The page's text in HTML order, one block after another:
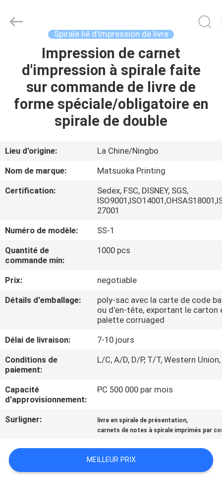
MAISON
PRODUITS
DE
NOUS
VISITE
CONTRÔLE
DE
QUALITÉ
DEMANDEZ
UNE
CITATION
PLAN
DU
SITE
printing
co.,LTD.
Spirale lié d'impression de livre
Impression de carnet
d'impression à spirale faite
sur commande de livre de
forme spéciale/obligatoire en
spirale de double
Lieu d'origine:
La Chine/Ningbo
Nom de marque:
Matsuoka Printing
Certification:
Sedex, FSC, DISNEY, SGS,
27001
Numéro de modèle:
SS-1
Quantité de
commande min:
1000 pcs
Prix:
negotiable
Détails d'emballage:
poly-sac avec la carte de code
ou d'en-tête, exportant le carton
palette corruaged
Délai de livraison:
7-10 jours
Conditions de
paiement:
L/C, A/D, D/P, T/T, Western Union,
Capacité
d'approvisionnement:
PC 500 000 par mois
Surligner: livre en spirale de présentation,
carnets de notes à spirale imprimés par
MEILLEUR PRIX